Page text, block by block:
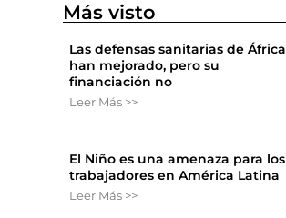
Más visto
Las defensas sanitarias de África
han mejorado, pero su
financiación no
Leer Más >>
El Niño es una amenaza para los
trabajadores en América Latina
Leer Más >>